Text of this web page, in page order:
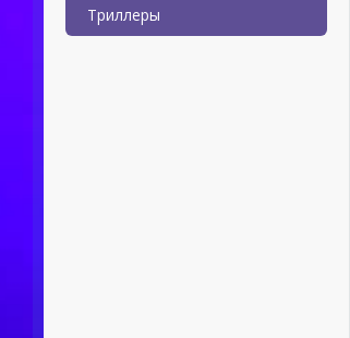
Триллеры